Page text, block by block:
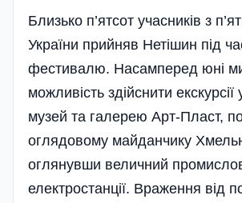
Близько п’ятсот учасників з
України при­йняв Нетішин під
фестивалю. Насамперед юні
можли­вість здійснити екскурсії
музей та галерею Арт-Пласт,
оглядовому майданчику
оглянувши величний
електро­станції. Враження від